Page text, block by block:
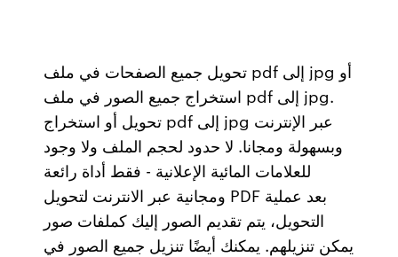
تحويل جميع الصفحات في ملف pdf إلى jpg أو
استخراج جميع الصور في ملف pdf إلى jpg.
تحويل أو استخراج pdf إلى jpg عبر الإنترنت
وبسهولة ومجانا. لا حدود لحجم الملف ولا وجود
للعلامات المائية الإعلانية - فقط أداة رائعة
ومجانية عبر الانترنت لتحويل PDF بعد عملية
التحويل، يتم تقديم الصور إليك كملفات صور
يمكن تنزيلهم. يمكنك أيضًا تنزيل جميع الصور في